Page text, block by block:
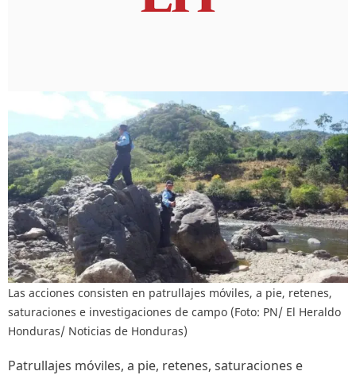
Las acciones consisten en patrullajes móviles, a pie, retenes,
saturaciones e investigaciones de campo (Foto: PN/ El Heraldo
Honduras/ Noticias de Honduras)
Patrullajes móviles, a pie, retenes, saturaciones e